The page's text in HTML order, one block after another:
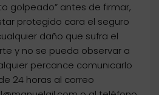
golpeado” antes de firmar,
protegido cara el seguro
daño que sufra el
y no se pueda observar a
percance comunicarlo
24 horas al correo